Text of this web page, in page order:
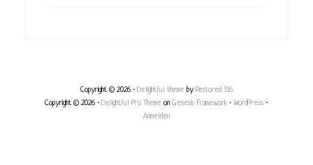
Copyright © 2026 · Delightful themeby Restored 316
Copyright © 2026 · Delightful Pro Theme onGenesis Framework ·WordPress ·
Anmelden